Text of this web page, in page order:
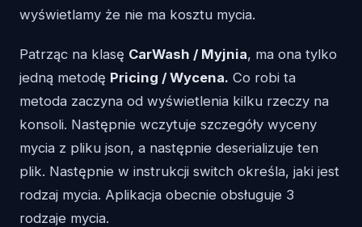
wyświetlamy że nie ma kosztu mycia.
Patrząc na klasę CarWash / Myjnia, ma ona tylko
jedną metodę Pricing / Wycena. Co robi ta
metoda zaczyna od wyświetlenia kilku rzeczy na
konsoli. Następnie wczytuje szczegóły wyceny
mycia z pliku json, a następnie deserializuje ten
plik. Następnie w instrukcji switch określa, jaki jest
rodzaj mycia. Aplikacja obecnie obsługuje 3
rodzaje mycia.